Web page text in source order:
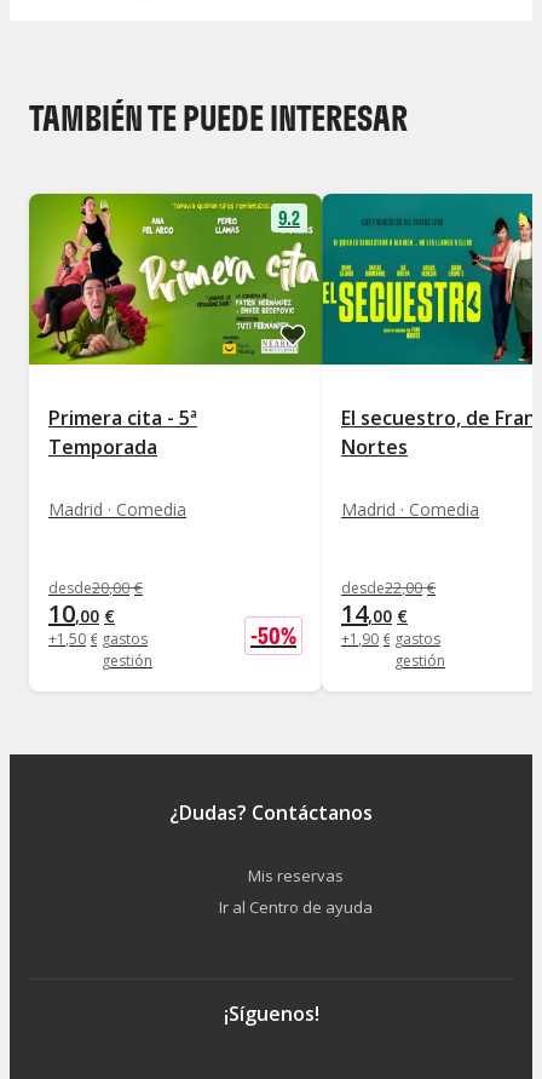
TAMBIÉN TE PUEDE INTERESAR
9.2
Primera cita - 5ª
Temporada
Madrid · Comedia
desde20,00 €
10,00 €
+1 ,50 € gastos
gestión
-50%
El secuestro, de Fran
Nortes
Madrid · Comedia
desde22,00 €
14,00 €
+1 ,90 € gastos
gestión
¿Dudas? Contáctanos
Mis reservas
Ir al Centro de ayuda
¡Síguenos!